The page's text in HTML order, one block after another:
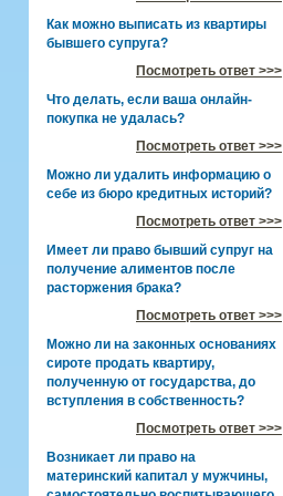
Как можно выписать из квартиры
бывшего супруга?
Посмотреть ответ >>>
Что делать, если ваша онлайн-
покупка не удалась?
Посмотреть ответ >>>
Можно ли удалить информацию о
себе из бюро кредитных историй?
Посмотреть ответ >>>
Имеет ли право бывший супруг на
получение алиментов после
расторжения брака?
Посмотреть ответ >>>
Можно ли на законных основаниях
сироте продать квартиру,
полученную от государства, до
вступления в собственность?
Посмотреть ответ >>>
Возникает ли право на
материнский капитал у мужчины,